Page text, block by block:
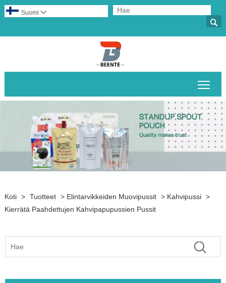

Suomi 
Koti > Tuotteet > Elintarvikkeiden Muovipussit > Kahvipussi >
Kierrätä Paahdettujen Kahvipapupussien Pussit